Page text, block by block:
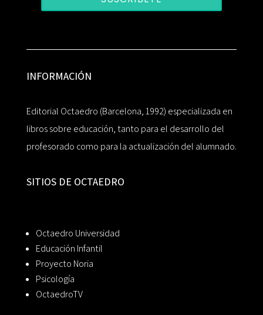
INFORMACIÓN
Editorial Octaedro (Barcelona, 1992) especializada en
libros sobre educación, tanto para el desarrollo del
profesorado como para la actualización del alumnado.
SITIOS DE OCTAEDRO
Octaedro Universidad
Educación Infantil
Proyecto Noria
Psicología
OctaedroTV